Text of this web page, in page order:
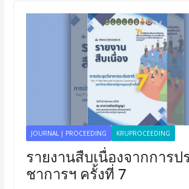
JOURNAL | PROCEEDING KRUPROCEEDING
รายงานสืบเนื่องจากการป
ชาการฯ ครั้งที่ 7